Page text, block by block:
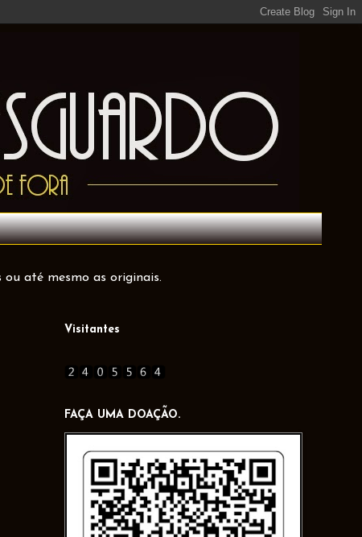
até mesmo as originais.
Visitantes
FAÇA UMA DOAÇÃO.